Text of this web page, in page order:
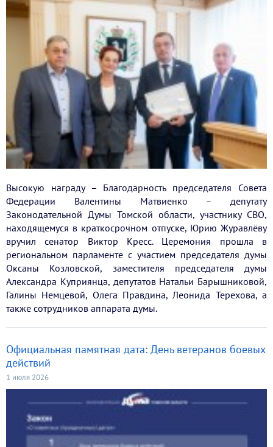
Высокую награду – Благодарность председателя Совета
Федерации Валентины Матвиенко – депутату
Законодательной Думы Томской области, участнику СВО,
находящемуся в краткосрочном отпуске, Юрию Журавлёву
вручил сенатор Виктор Кресс. Церемония прошла в
региональном парламенте с участием председателя думы
Оксаны Козловской, заместителя председателя думы
Александра Куприянца, депутатов Натальи Барышниковой,
Галины Немцевой, Олега Правдина, Леонида Терехова, а
также сотрудников аппарата думы.
Официальная памятная дата: День ветеранов боевых
действий
1 июля 2026